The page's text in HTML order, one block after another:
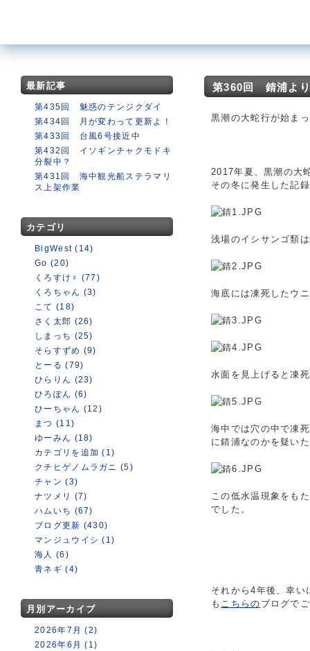
最新記事
第435回 魅惑のテンジクダイ
第434回 月が変わって更新よ！
第433回 台風6号接近中
第432回 イソギンチャクモドキ
分裂中？
第431回 海中観光船ステラマリ
ス上架作業
カテゴリ
BigWest (14)
Go (20)
くろすけ♀ (77)
くろちゃん (3)
こて (18)
さく太郎 (26)
しまっち (25)
そらすずめ (9)
とーる (79)
ひらりん (23)
ひろぽん (6)
ひーちゃん (12)
まつ (11)
ゆーみん (18)
カテゴリを追加 (1)
クチヒゲノムラガニ (5)
チャン (3)
ナツメリ (7)
ハムいち (67)
ブログ更新 (430)
マンジュウイシ (1)
海人 (6)
青ネギ (4)
月別アーカイブ
2026年7月 (2)
2026年6月 (1)
第360回 錆浦より
黒潮の大蛇行が始ま
2017年夏、黒潮の大
その冬に発生した記
浅場のイシサンゴ類
海底には凍死したウ
水面を見上げると凍
海中では穴の中で凍
に錆浦なのかを疑い
この低水温現象をも
でした。
それから4年後、幸い
も こちらの ブログで